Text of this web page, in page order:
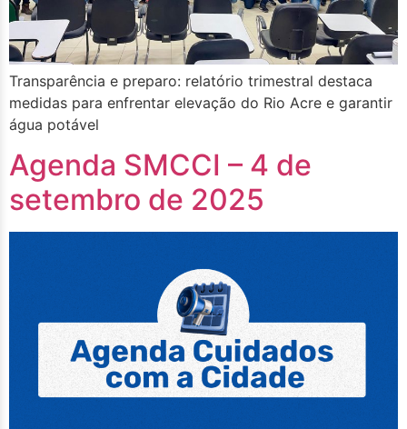
Transparência e preparo: relatório trimestral destaca
medidas para enfrentar elevação do Rio Acre e garantir
água potável
Agenda SMCCI – 4 de
setembro de 2025